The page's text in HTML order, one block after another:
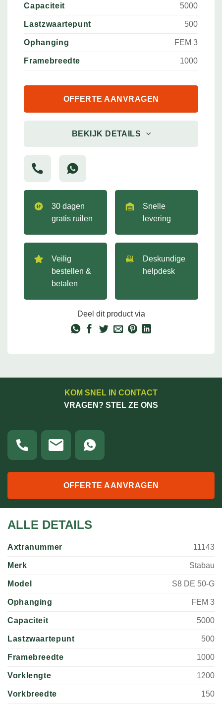
Capaciteit 5000
Lastzwaartepunt 500
Ophanging FEM 3
Framebreedte 1000
OFFERTE AANVRAGEN
BEKIJK DETAILS
30 dagen
gratis ruilen
Snelle
levering
Veilig
bestellen &
betalen
Deskundige
helpdesk
Deel dit product via
KOM SNEL IN CONTACT
VRAGEN? STEL ZE ONS
OFFERTE AANVRAGEN
ALLE DETAILS
Axtranummer 11143
Merk Stabau
Model S8 DE 50-G
Ophanging FEM 3
Capaciteit 5000
Lastzwaartepunt 500
Framebreedte 1000
Vorklengte 1200
Vorkbreedte 150